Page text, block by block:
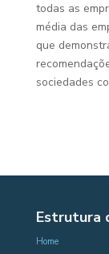
todas as
média das
que
sociedades
Estrutura
Home